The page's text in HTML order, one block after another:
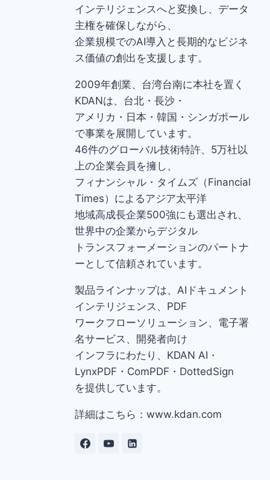
インテリジェンスへと変換し、データ
主権を確保しながら、
企業規模でのAI導入と長期的なビジネ
ス価値の創出を支援します。
2009年創業、台湾台南に本社を置く
KDANは、台北・長沙・
アメリカ・日本・韓国・シンガポール
で事業を展開しています。
46件のグローバル技術特許、5万社以
上の企業会員を擁し、
フィナンシャル・タイムズ（Financial
Times）によるアジア太平洋
地域高成長企業500強にも選出され、
世界中の企業からデジタル
トランスフォーメーションのパートナ
ーとして信頼されています。
製品ラインナップは、AIドキュメント
インテリジェンス、PDF
ワークフローソリューション、電子署
名サービス、開発者向け
インフラにわたり、KDAN AI・
LynxPDF・ComPDF・DottedSign
を提供しています。
詳細はこちら：www.kdan.com